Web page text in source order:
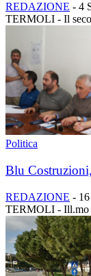
REDAZIONE - 4
TERMOLI - Il
Politica
Blu
REDAZIONE -
TERMOLI - Ill.mo